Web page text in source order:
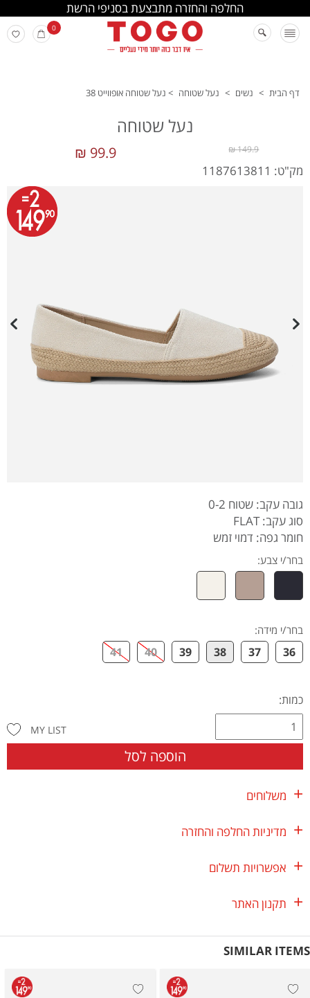
החלפה והחזרה מתבצעת בסניפי הרשת
0
דף הבית > נשים > נעל שטוחה > נעל שטוחה אופווייט 38
נעל שטוחה
99.9 ₪ 149.9 ₪
מק"ט: 1187613811
גובה עקב: שטוח 0-2
סוג עקב: FLAT
חומר גפה: דמוי זמש
בחר/י צבע:
בחר/י מידה:
36
37
38
39
40
41
כמות:
הוספה לסל
MY LIST
משלוחים
מדיניות החלפה והחזרה
אפשרויות תשלום
תקנון האתר
SIMILAR ITEMS